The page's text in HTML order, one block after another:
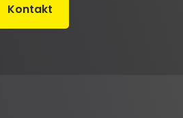
Kontakt